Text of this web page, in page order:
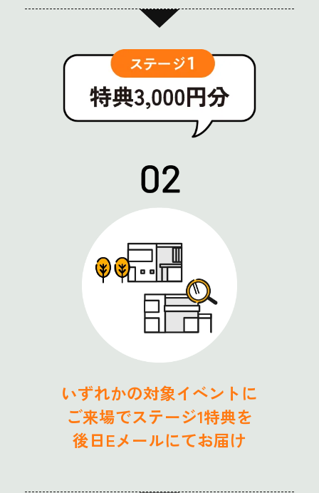
いずれかの対象イベントに
ご来場でステージ1特典を
後日Eメールにてお届け